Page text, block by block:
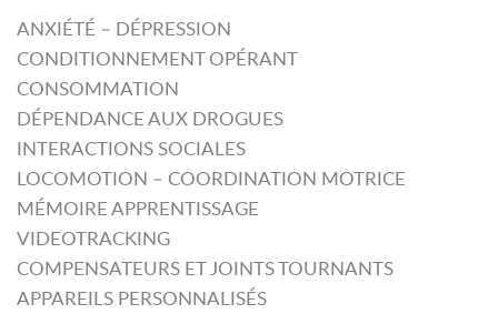
ANXIÉTÉ – DÉPRESSION
CONDITIONNEMENT OPÉRANT
CONSOMMATION
DÉPENDANCE AUX DROGUES
INTERACTIONS SOCIALES
LOCOMOTION – COORDINATION MOTRICE
MÉMOIRE APPRENTISSAGE
VIDEOTRACKING
COMPENSATEURS ET JOINTS TOURNANTS
APPAREILS PERSONNALISÉS